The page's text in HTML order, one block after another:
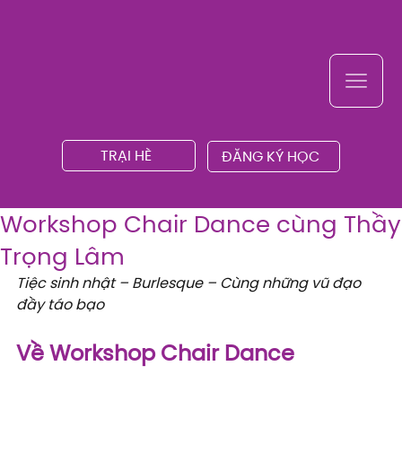
TRẠI HÈ ĐĂNG KÝ HỌC
Workshop Chair Dance cùng Thầy
Trọng Lâm
Tiệc sinh nhật – Burlesque – Cùng những vũ đạo
đầy táo bạo
Về Workshop Chair Dance